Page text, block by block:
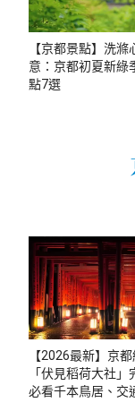
【京都景點】洗滌
意：京都初夏新綠
點7選
【2026最新】京
「伏見稻荷大社」
必看千本鳥居、交